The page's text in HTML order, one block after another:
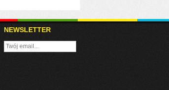
NEWSLETTER